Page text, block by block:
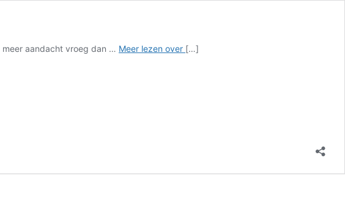
meer aandacht vroeg dan … Meer lezen over Tiga
[…]